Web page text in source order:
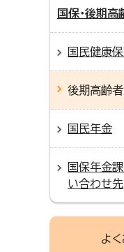
国保・後期高
国民健康
後期高齢
国民年金
国保年金
い合わせ先
よ